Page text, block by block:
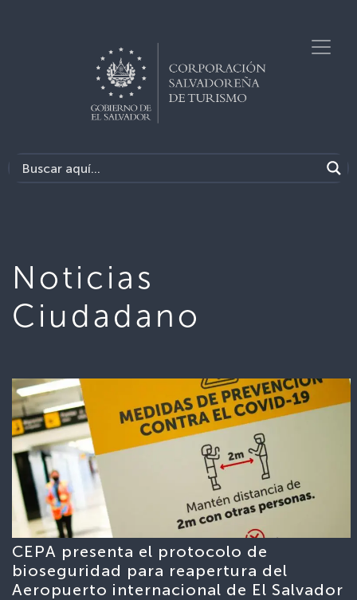
Noticias
Ciudadano
CEPA presenta el protocolo de
bioseguridad para reapertura del
Aeropuerto internacional de El Salvador